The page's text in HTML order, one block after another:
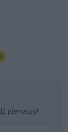
pierwszy!